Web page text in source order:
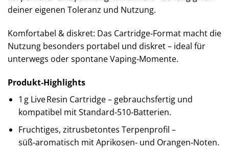
deiner eigenen Toleranz und Nutzung.
Komfortabel & diskret: Das Cartridge‑Format macht die
Nutzung besonders portabel und diskret – ideal für
unterwegs oder spontane Vaping‑Momente.
Produkt‑Highlights
1 g Live Resin Cartridge – gebrauchsfertig und
kompatibel mit Standard‑510‑Batterien.
Fruchtiges, zitrusbetontes Terpenprofil –
süß‑aromatisch mit Aprikosen‑ und Orangen‑Noten.